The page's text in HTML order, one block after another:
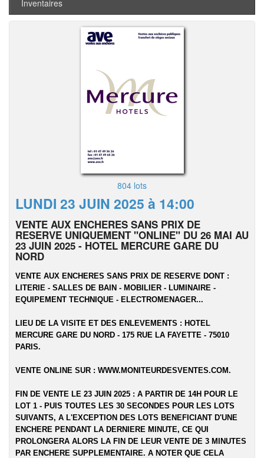
Inventaires
804 lots
LUNDI 23 JUIN 2025 à 14:00
VENTE AUX ENCHERES SANS PRIX DE
RESERVE UNIQUEMENT "ONLINE" DU 26 MAI AU
23 JUIN 2025 - HOTEL MERCURE GARE DU
NORD
VENTE AUX ENCHERES SANS PRIX DE RESERVE DONT :
LITERIE - SALLES DE BAIN - MOBILIER - LUMINAIRE -
EQUIPEMENT TECHNIQUE - ELECTROMENAGER...
LIEU DE LA VISITE ET DES ENLEVEMENTS : HOTEL
MERCURE GARE DU NORD - 175 RUE LA FAYETTE - 75010
PARIS.
VENTE ONLINE SUR : WWW.MONITEURDESVENTES.COM.
FIN DE VENTE LE 23 JUIN 2025 : A PARTIR DE 14H POUR LE
LOT 1 - PUIS TOUTES LES 30 SECONDES POUR LES LOTS
SUIVANTS, A L'EXCEPTION DES LOTS BENEFICIANT D'UNE
ENCHERE PENDANT LA DERNIERE MINUTE, CE QUI
PROLONGERA ALORS LA FIN DE LEUR VENTE DE 3 MINUTES
PAR ENCHERE SUPPLEMENTAIRE. A NOTER QUE CELA